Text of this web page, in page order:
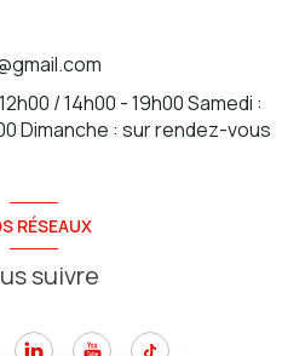
/ 14h00 - 19h00 Samedi :
Dimanche : sur rendez-vous
RÉSEAUX
suivre